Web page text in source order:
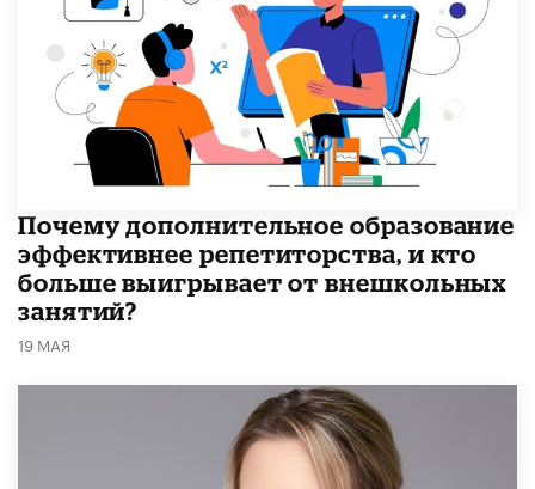
​Почему дополнительное образование
эффективнее репетиторства, и кто
больше выигрывает от внешкольных
занятий?
19 МАЯ